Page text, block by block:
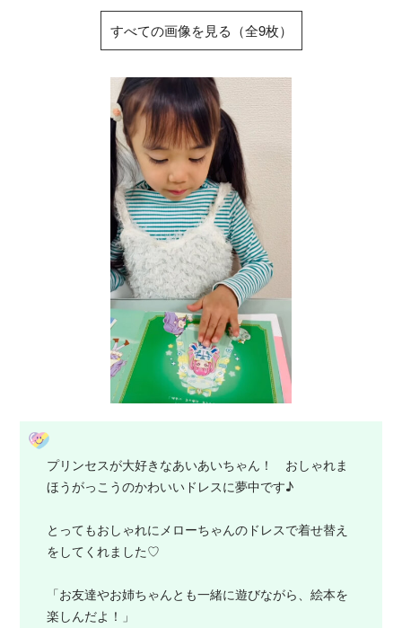
すべての画像を見る（全9枚）
プリンセスが大好きなあいあいちゃん！ おしゃれま
ほうがっこうのかわいいドレスに夢中です♪
とってもおしゃれにメローちゃんのドレスで着せ替え
をしてくれました♡
「お友達やお姉ちゃんとも一緒に遊びながら、絵本を
楽しんだよ！」